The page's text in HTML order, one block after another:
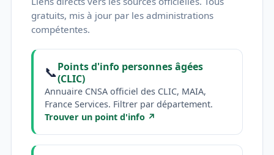
gratuits, mis à jour par les administrations
compétentes.
📞Points d'info personnes âgées
(CLIC)
Annuaire CNSA officiel des CLIC, MAIA,
France Services. Filtrer par département.
Trouver un point d'info ↗